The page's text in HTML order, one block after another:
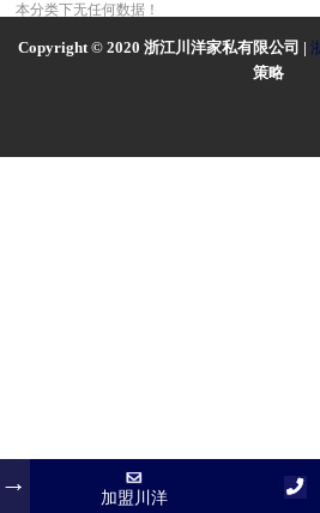
本分类下无任何数据！
Copyright © 2020 浙江川洋家私有限公司 |
策略
加盟川洋
加盟川洋